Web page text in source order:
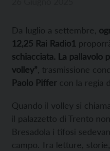
Da luglio a settembre,
12,25 Rai Radio1
schiacciata. La pallavolo
volley” , trasmissione
Paolo Piffer con la regia
Quando il volley si
il palazzetto di Trento
Bresadola i tifosi
campo. Tra letture,